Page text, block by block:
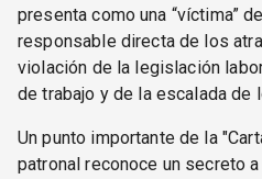
presenta como una “víctima”
responsable directa de los
violación de la legislación
de trabajo y de la escalada de
Un punto importante de la
patronal reconoce un secreto